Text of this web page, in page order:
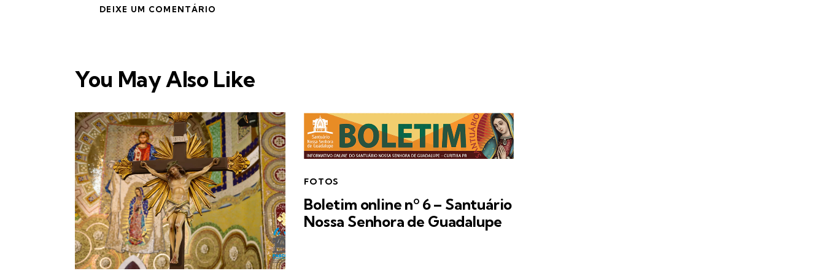
You May Also Like
FOTOS
Boletim online nº 6 – Santuário
Nossa Senhora de Guadalupe